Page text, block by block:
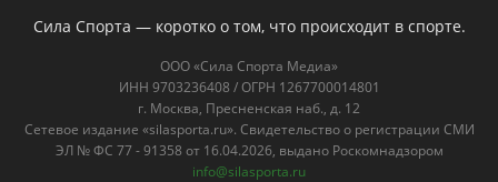
Сила Спорта — коротко о том, что происходит в спорте.
ООО «Сила Спорта Медиа»
ИНН 9703236408 / ОГРН 1267700014801
г. Москва, Пресненская наб., д. 12
Сетевое издание «silasporta.ru». Свидетельство о регистрации СМИ
ЭЛ № ФС 77 - 91358 от 16.04.2026, выдано Роскомнадзором
info@silasporta.ru